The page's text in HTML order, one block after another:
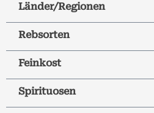
Länder/Regionen
Rebsorten
Feinkost
Spirituosen